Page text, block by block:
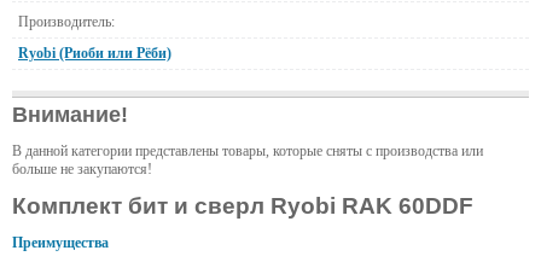
Производитель:
Ryobi (Риоби или Рёби)
Внимание!
В данной категории представлены товары, которые сняты с производства или
больше не закупаются!
Комплект бит и сверл Ryobi RAK 60DDF
Преимущества